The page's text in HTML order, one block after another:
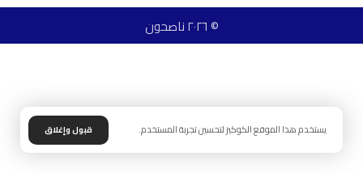
© ٢٠٢٦ ناصحون
يستخدم هذا الموقع الكوكيز لتحسين تجربة المستخدم. قبول وإغلاق